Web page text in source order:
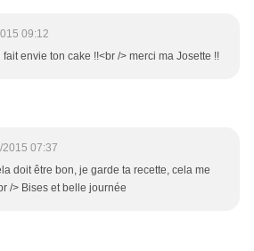
09:12
envie ton cake !!<br /> merci ma Josette !!
2015 07:37
doit être bon, je garde ta recette, cela me
/> Bises et belle journée